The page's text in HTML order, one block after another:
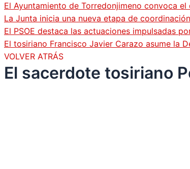
El Ayuntamiento de Torredonjimeno convoca
La Junta inicia una nueva etapa de
El PSOE destaca las actuaciones impulsadas
El tosiriano Francisco Javier Carazo asume la
VOLVER ATRÁS
El sacerdote tosiriano